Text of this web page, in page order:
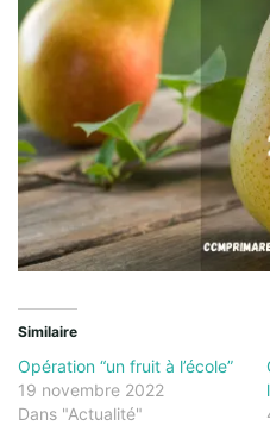
Similaire
Opération “un fruit à l’école”
19 novembre 2022
Dans "Actualité"